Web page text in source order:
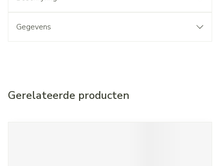
Gegevens
Gerelateerde producten